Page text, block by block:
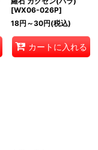
[WX06-026P]
18円 ～30円(税込)
カートに入れる